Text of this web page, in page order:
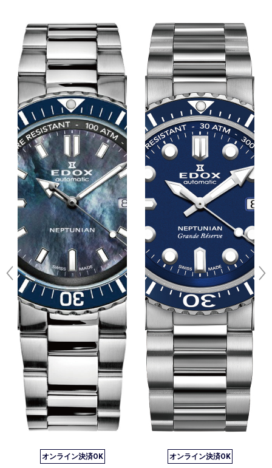
オンライン決済OK オンライン決済OK